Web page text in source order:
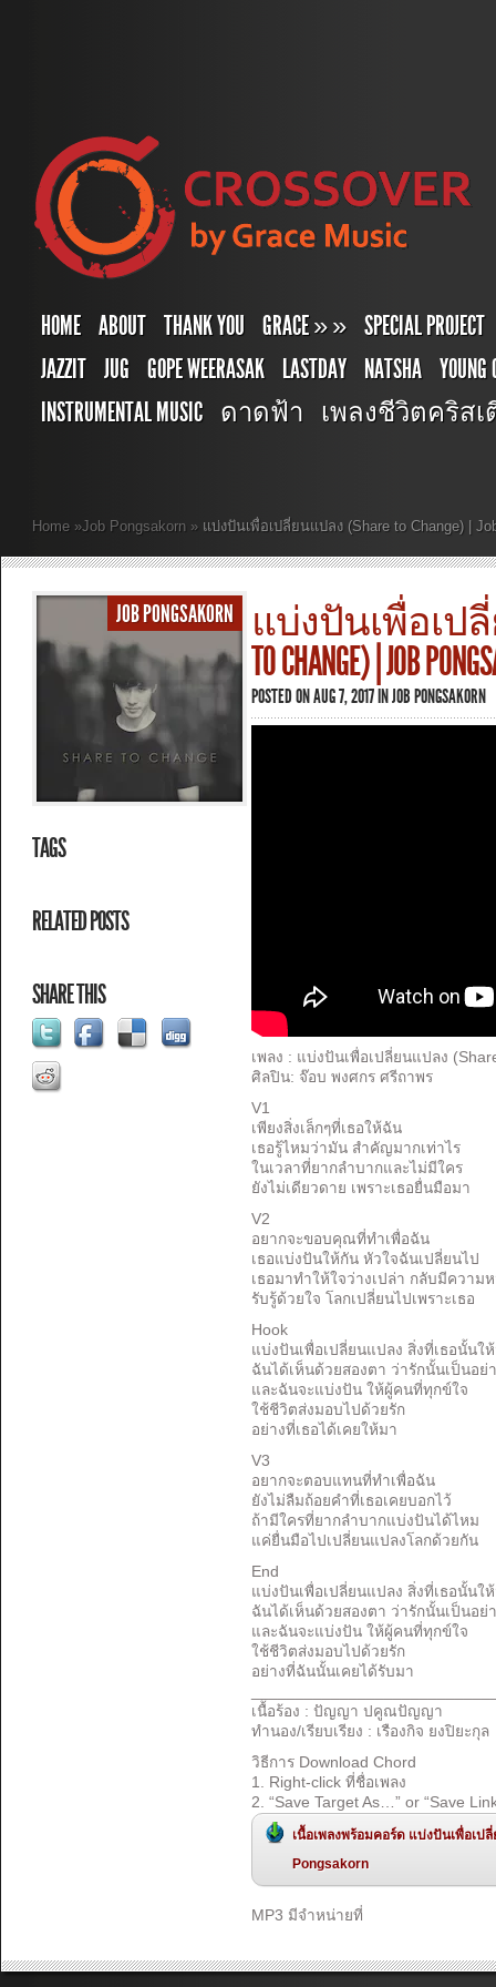
HOME ABOUT THANK YOU GRACE»» SPECIAL PROJECT
JAZZIT JUG GOPE WEERASAK LASTDAY NATSHA YOUNG
INSTRUMENTAL MUSIC ดาดฟ้า เพลงชีวิตคริสเตียน
Home »Job Pongsakorn » แบ่งปันเพื่อเปลี่ยนแปลง (Share to Change) |
JOB PONGSAKORN
TAGS
RELATED POSTS
SHARE THIS
แบ่งปันเพื่อเปลี่ย
TO CHANGE) | JOB
POSTED ON AUG 7, 2017 INJOB PONGSAKORN
เพลง : แบ่งปันเพื่อเปลี่ยนแปลง
ศิลปิน: จ๊อบ พงศกร ศรีถาพร
V1
เพียงสิ่งเล็กๆที่เธอให้ฉัน
เธอรู้ไหมว่ามัน สำคัญมากเท่าไร
ในเวลาที่ยากลำบากและไม่มีใคร
ยังไม่เดียวดาย เพราะเธอยื่นมือมา
V2
อยากจะขอบคุณที่ทำเพื่อฉัน
เธอแบ่งปันให้กัน หัวใจฉันเปลี่ยนไป
เธอมาทำให้ใจว่างเปล่า กลับมีความ
รับรู้ด้วยใจ โลกเปลี่ยนไปเพราะเธอ
Hook
แบ่งปันเพื่อเปลี่ยนแปลง สิ่งที่เธอนั้นใ
ฉันได้เห็นด้วยสองตา ว่ารักนั้นเป็นอย่
และฉันจะแบ่งปัน ให้ผู้คนที่ทุกข์ใจ
ใช้ชีวิตส่งมอบไปด้วยรัก
อย่างที่เธอได้เคยให้มา
V3
อยากจะตอบแทนที่ทำเพื่อฉัน
ยังไม่ลืมถ้อยคำที่เธอเคยบอกไว้
ถ้ามีใครที่ยากลำบากแบ่งปันได้ไหม
แค่ยื่นมือไปเปลี่ยนแปลงโลกด้วยกัน
End
แบ่งปันเพื่อเปลี่ยนแปลง สิ่งที่เธอนั้นใ
ฉันได้เห็นด้วยสองตา ว่ารักนั้นเป็นอย่
และฉันจะแบ่งปัน ให้ผู้คนที่ทุกข์ใจ
ใช้ชีวิตส่งมอบไปด้วยรัก
อย่างที่ฉันนั้นเคยได้รับมา
เนื้อร้อง : ปัญญา ปคูณปัญญา
ทำนอง/เรียบเรียง : เรืองกิจ ยงปิยะกุล
วิธีการ Download Chord
1. Right-click ที่ชื่อเพลง
2. “Save Target As…” or “Save
เนื้อเพลงพร้อมคอร์ด แบ่งปันเพื่อเป
Pongsakorn
MP3 มีจำหน่ายที่